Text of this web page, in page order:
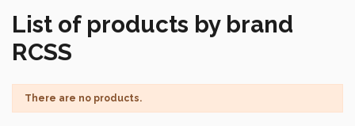
List of products by brand
RCSS
There are no products.